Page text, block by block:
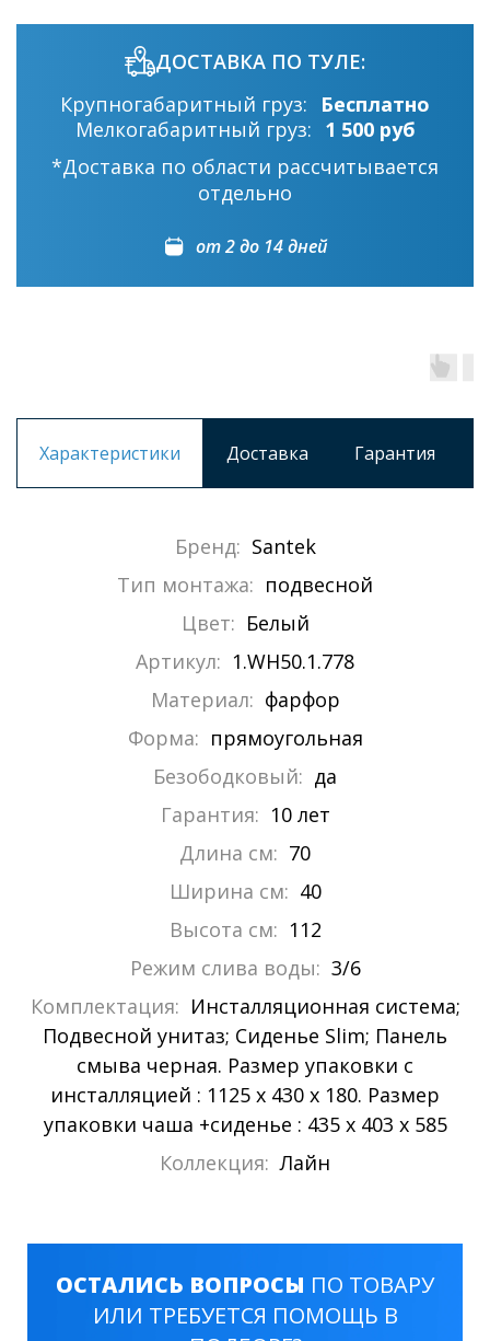
ДОСТАВКА ПО ТУЛЕ:
Крупногабаритный груз:
Бесплатно
Мелкогабаритный груз: 1 500 руб
*Доставка по области рассчитывается
отдельно
от 2 до 14 дней
Характеристики Доставка Гарантия
Бренд: Santek
Тип монтажа: подвесной
Цвет: Белый
Артикул: 1.WH50.1.778
Материал: фарфор
Форма: прямоугольная
Безободковый: да
Гарантия: 10 лет
Длина см: 70
Ширина см: 40
Высота см: 112
Режим слива воды: 3/6
Комплектация: Инсталляционная система;
Подвесной унитаз; Сиденье Slim; Панель
смыва черная. Размер упаковки с
инсталляцией : 1125 х 430 х 180. Размер
упаковки чаша +сиденье : 435 х 403 х 585
Коллекция: Лайн
ОСТАЛИСЬ ВОПРОСЫ ПО ТОВАРУ
ИЛИ ТРЕБУЕТСЯ ПОМОЩЬ В